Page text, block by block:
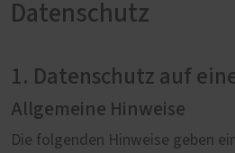
Datenschutz
1. Datenschutz auf
Allgemeine Hinweise
Die folgenden Hinweise geben